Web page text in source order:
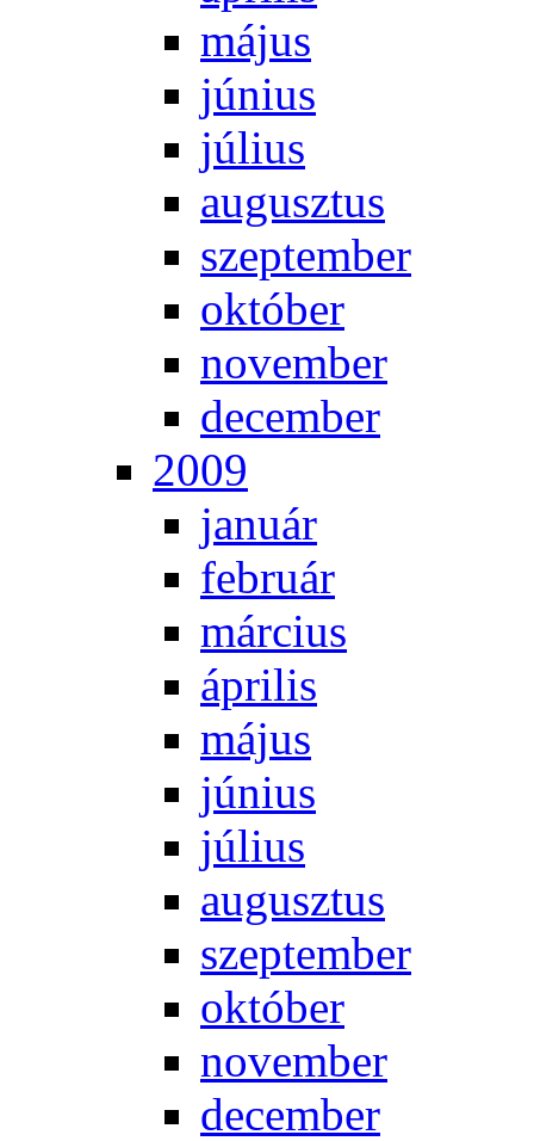
má­jus
jú­ni­us
jú­li­us
au­gusz­tus
szep­tem­ber
ok­tó­ber
no­vem­ber
de­cem­ber
2009
ja­nu­ár
feb­ru­ár
már­ci­us
áp­ri­lis
má­jus
jú­ni­us
jú­li­us
au­gusz­tus
szep­tem­ber
ok­tó­ber
no­vem­ber
de­cem­ber